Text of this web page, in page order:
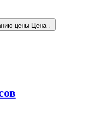
цены
Цена ↓